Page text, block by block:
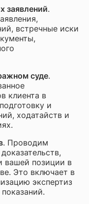
заявлений.
встречные иски
суде.
клиента в
и
ходатайств и
. Проводим
вашей позиции в
Это включает в
экспертиз